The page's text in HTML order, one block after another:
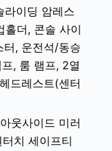
라이딩 암레스
홀더, 콘솔 사이
터, 운전석/동승
, 룸 램프, 2열
드레스트(센터
웃사이드 미러
치 세이프티